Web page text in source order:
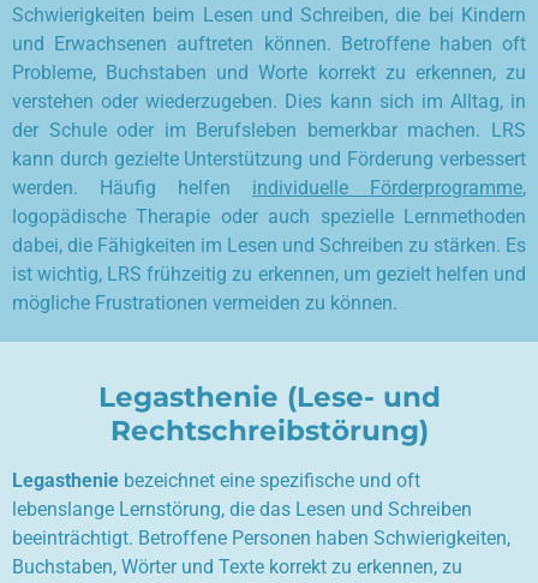
Schwierigkeiten beim Lesen und Schreiben, die bei Kindern
und Erwachsenen auftreten können. Betroffene haben oft
Probleme, Buchstaben und Worte korrekt zu erkennen, zu
verstehen oder wiederzugeben. Dies kann sich im Alltag, in
der Schule oder im Berufsleben bemerkbar machen. LRS
kann durch gezielte Unterstützung und Förderung verbessert
werden. Häufig helfen individuelle Förderprogramme,
logopädische Therapie oder auch spezielle Lernmethoden
dabei, die Fähigkeiten im Lesen und Schreiben zu stärken. Es
ist wichtig, LRS frühzeitig zu erkennen, um gezielt helfen und
mögliche Frustrationen vermeiden zu können.
Legasthenie (Lese- und
Rechtschreibstörung)
Legasthenie bezeichnet eine spezifische und oft
lebenslange Lernstörung, die das Lesen und Schreiben
beeinträchtigt. Betroffene Personen haben Schwierigkeiten,
Buchstaben, Wörter und Texte korrekt zu erkennen, zu